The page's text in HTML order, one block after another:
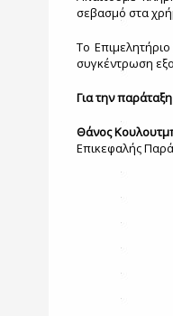
σεβασμό στα
Το Επιμελητήριο
συγκέντρωση
Για την
Θάνος
Επικεφαλής